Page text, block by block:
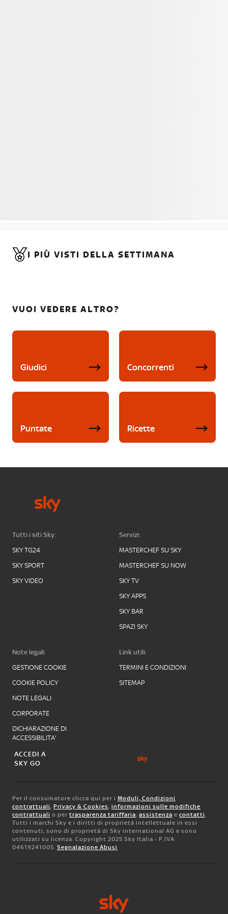
I PIÙ VISTI DELLA SETTIMANA
VUOI VEDERE ALTRO?
Giudici Concorrenti
Puntate Ricette
Tutti i siti Sky:
SKY TG24
SKY SPORT
SKY VIDEO
Servizi:
MASTERCHEF SU SKY
MASTERCHEF SU NOW
SKY TV
SKY APPS
SKY BAR
SPAZI SKY
Note legali:
GESTIONE COOKIE
COOKIE POLICY
NOTE LEGALI
CORPORATE
DICHIARAZIONE DI
ACCESSIBILITA'
Link utili:
TERMINI E CONDIZIONI
SITEMAP
ACCEDI A
SKY GO
Per il consumatore clicca qui per i Moduli, Condizioni
contrattuali, Privacy & Cookies, informazioni sulle modifiche
contrattuali o per trasparenza tariffaria, assistenza e contatti.
Tutti i marchi Sky e i diritti di proprietà intellettuale in essi
contenuti, sono di proprietà di Sky international AG e sono
utilizzati su licenza. Copyright 2025 Sky Italia - P.IVA
04619241005. Segnalazione Abusi